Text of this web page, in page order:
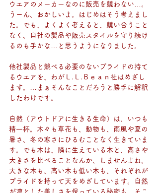
ウエアのメーカーなのに販売を競わない…。
うーん、おかしいよ。はじめはそう考えまし
た。でも、よくよく考えると、競い合うこと
なく、自社の製品や販売スタイルを守り続け
るのも手かな…と思うようになりました。
他社製品と競べる必要のないプライドの持て
るウエアを、わがＬ.Ｌ.Ｂｅａｎ社はめざし
ます。…まぁそんなことだろうと勝手に解釈
したわけです。
自然（アウトドアに生きる生命）は、いつも
精一杯。木々も草花も、動物も、雨風や夏の
暑さ、冬の寒さにひるむことなく生きていま
す。でも木は、隣に生えている木と、高さや
大きさを比べることなんか、しませんよね。
大きな木も、高い木も低い木も、それぞれが
プライドを持って天をめざしています。自然
が凛とした美しさを保っている秘密も、そこ